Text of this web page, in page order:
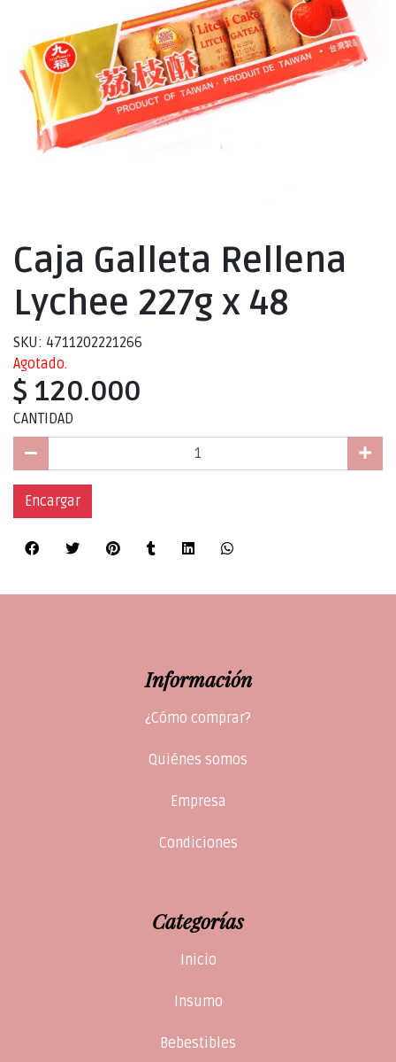
Caja Galleta Rellena
Lychee 227g x 48
SKU: 4711202221266
Agotado.
$ 120.000
CANTIDAD
Encargar
Información
¿Cómo comprar?
Quiénes somos
Empresa
Condiciones
Categorías
Inicio
Insumo
Bebestibles